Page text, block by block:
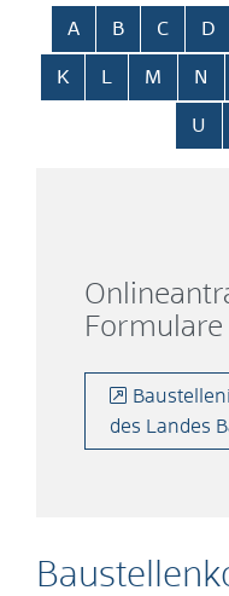
Alphabetisches
A B C D
K L M N
U
Formulare
des Landes